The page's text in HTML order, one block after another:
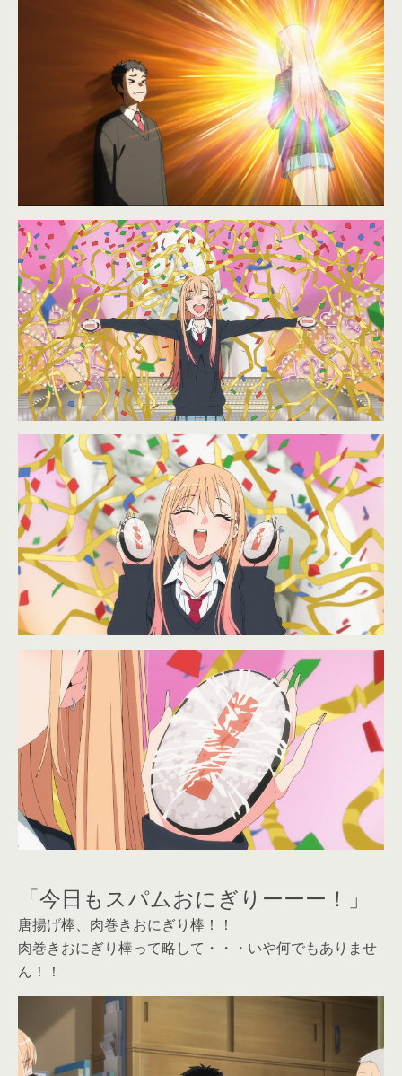
「今日もスパムおにぎりーーー！」
唐揚げ棒、肉巻きおにぎり棒！！
肉巻きおにぎり棒って略して・・・いや何でもありませ
ん！！